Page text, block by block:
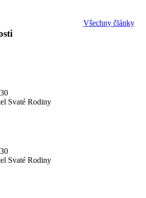
Všechny články
Svaté Rodiny
Svaté Rodiny